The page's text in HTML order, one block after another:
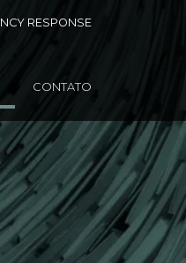
RESPONSE
CONTATO